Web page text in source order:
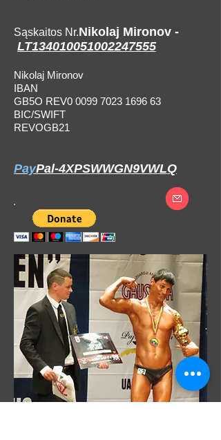
Sąskaitos Nr.Nikolaj Mironov -​
LT134010051002247555
Nikolaj Mironov
IBAN
GB5O REV0 0099 7023 1696 63
BIC/SWIFT
REVOGB21
PayPal-4XPSWWGN9VWLQ